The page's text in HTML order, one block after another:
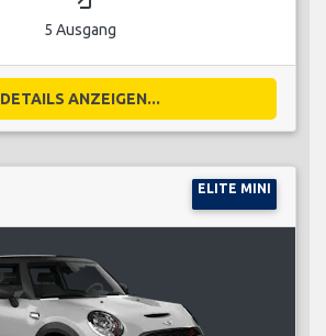
5 Ausgang
DETAILS ANZEIGEN...
ELITE MINI